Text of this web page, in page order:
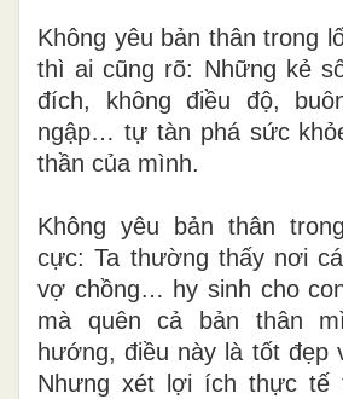
Không yêu bản thân trong
thì ai cũng rõ: Những kẻ
đích, không điều độ,
ngập… tự tàn phá sức
thần của mình.
Không yêu bản thân
cực: Ta thường thấy nơi
vợ chồng… hy sinh cho
mà quên cả bản thân
hướng, điều này là tốt đẹp
Nhưng xét lợi ích thực tế